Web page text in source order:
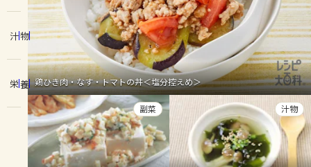
コンテンツ
レシピ
トーク
よくあるお問い合わせ
ピーマン
みょうが ゴーヤ
汁物
栄養 鶏ひき肉・なす・トマトの丼＜塩分控えめ＞
副菜 汁物